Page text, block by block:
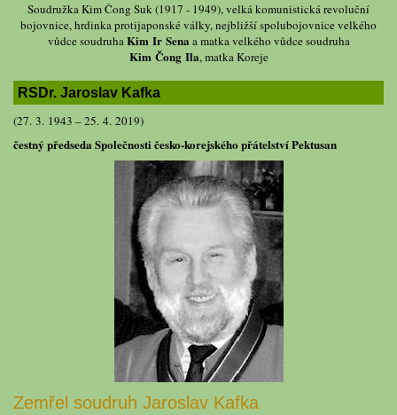
Soudružka Kim Čong Suk (1917 - 1949), velká komunistická revoluční
bojovnice, hrdinka protijaponské války, nejbližší spolubojovnice velkého
vůdce soudruhaKim Ir Sena a matka velkého vůdce soudruha
Kim Čong Ila, matka Koreje
RSDr. Jaroslav Kafka
(27. 3. 1943 – 25. 4. 2019)
čestný předseda Společnosti česko-korejského přátelství Pektusan
Zemřel soudruh Jaroslav Kafka